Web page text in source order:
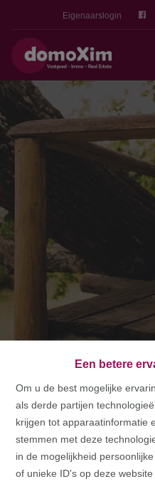
Een betere
Om u de best mogelijke
als derde partijen
krijgen tot apparaatinformatie
stemmen met deze
in de mogelijkheid
of unieke ID's op deze
Eigenaarslogin
Bedankt